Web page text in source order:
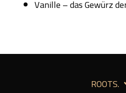
Vanille – das Gewürz
ROOTS.